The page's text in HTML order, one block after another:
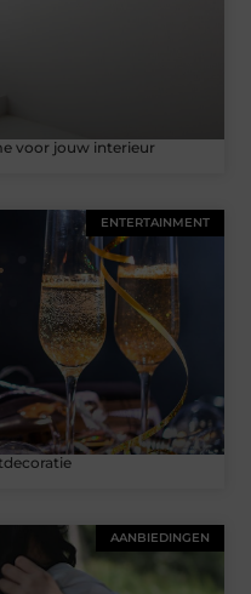
voor jouw interieur
ENTERTAINMENT
AANBIEDINGEN